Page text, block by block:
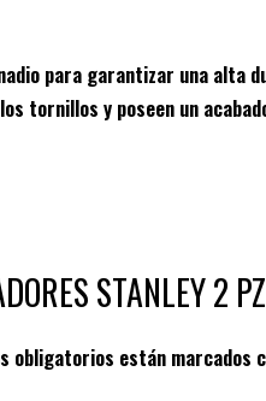
para garantizar una alta
tornillos y poseen un
STANLEY 2
obligatorios están marcados